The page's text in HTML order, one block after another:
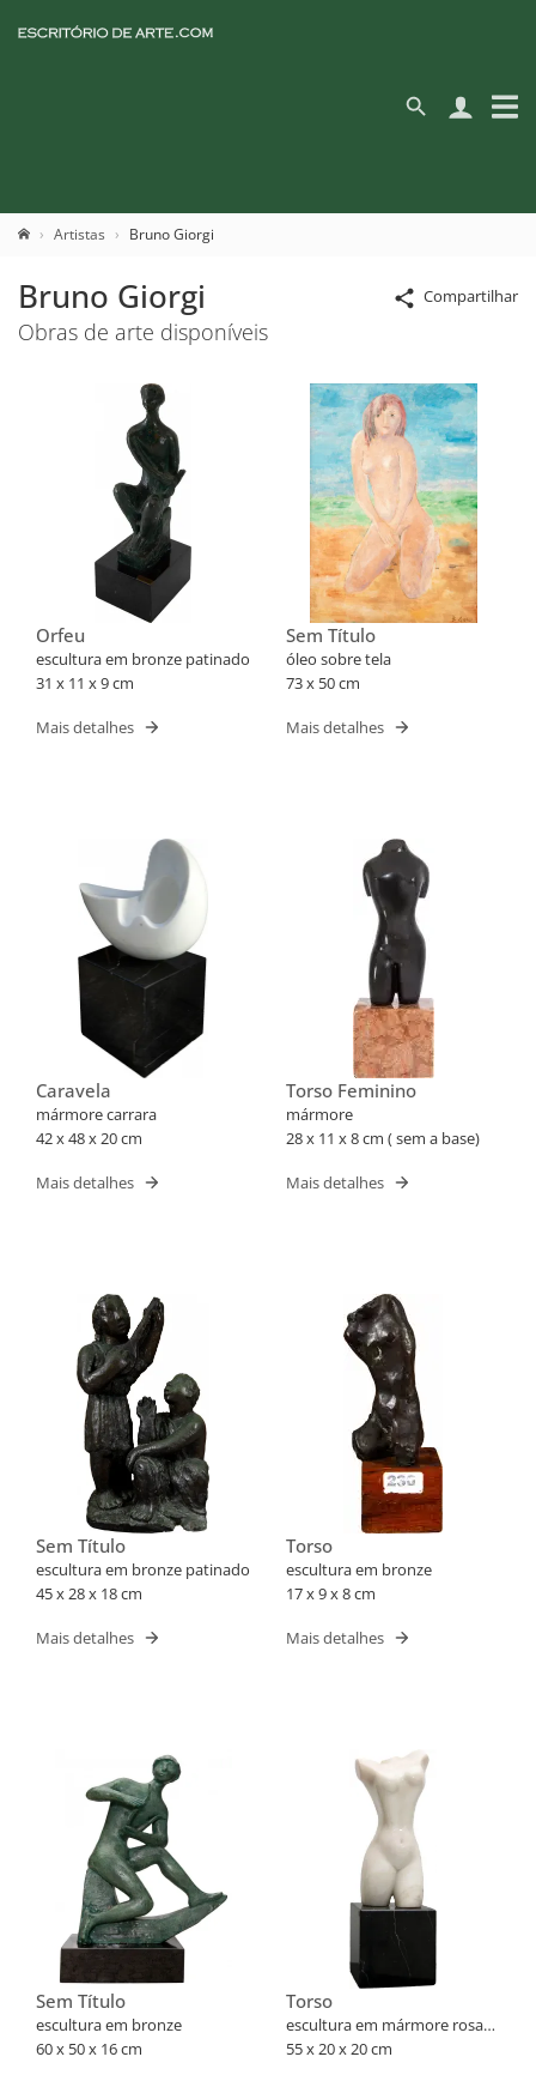
Artistas Bruno Giorgi
Compartilhar
Bruno Giorgi
Obras de arte disponíveis
Orfeu
escultura em bronze patinado
31 x 11 x 9 cm
Mais detalhes
Sem Título
óleo sobre tela
73 x 50 cm
Mais detalhes
Caravela
mármore carrara
42 x 48 x 20 cm
Mais detalhes
Torso Feminino
mármore
28 x 11 x 8 cm ( sem a base)
Mais detalhes
Sem Título
escultura em bronze patinado
45 x 28 x 18 cm
Mais detalhes
Torso
escultura em bronze
17 x 9 x 8 cm
Mais detalhes
Sem Título
escultura em bronze
60 x 50 x 16 cm
Torso
escultura em mármore rosa
português
55 x 20 x 20 cm